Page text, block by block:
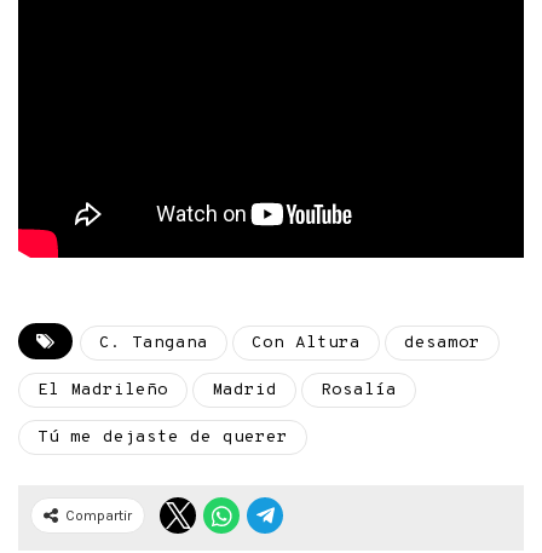
C. Tangana Con Altura desamor
El Madrileño Madrid Rosalía
Tú me dejaste de querer
Compartir